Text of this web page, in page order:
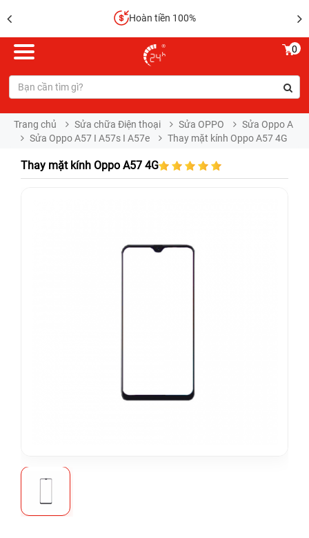
Hoàn tiền 100%
0
Trang chủ Sửa chữa Điện thoại Sửa OPPO
Sửa Oppo A
Sửa Oppo A57 I A57s I A57e
Thay mặt kính Oppo A57 4G
Thay mặt kính Oppo A57 4G